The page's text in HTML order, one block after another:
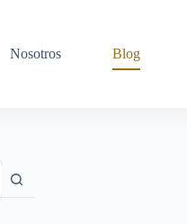
Nosotros Blog